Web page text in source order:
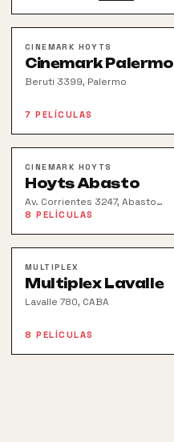
CINEMARK HOYTS
Cinemark Palermo
Beruti 3399, Palermo
7 PELÍCULAS
CINEMARK HOYTS
Hoyts Abasto
Av. Corrientes 3247, Abasto
Shopping
8 PELÍCULAS
MULTIPLEX
Multiplex Lavalle
Lavalle 780, CABA
8 PELÍCULAS